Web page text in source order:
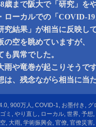
歳まで阪大で「研究」を
ローカルでの「COVID-
究結果」が相当に反映し
の空を眺めていますが、
も異常でした。
雨や竜巻が起こりそうで
は、残念ながら相当に当
, 900万人 , COVID-1, お墨付き , グ
ミ , やり直し , ローカル, 世界, 予想,
, 大雨, 学術振興会, 官僚, 官僚災害,